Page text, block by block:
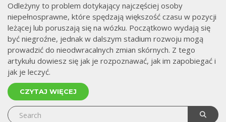
Odleżyny to problem dotykający najczęściej osoby
niepełnosprawne, które spędzają większość czasu w pozycji
leżącej lub poruszają się na wózku. Początkowo wydają się
być niegroźne, jednak w dalszym stadium rozwoju mogą
prowadzić do nieodwracalnych zmian skórnych. Z tego
artykułu dowiesz się jak je rozpoznawać, jak im zapobiegać i
jak je leczyć.
CZYTAJ WIĘCEJ